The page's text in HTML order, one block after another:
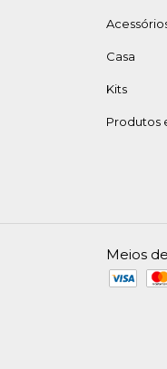
Casa
Kits
Produtos
Meios